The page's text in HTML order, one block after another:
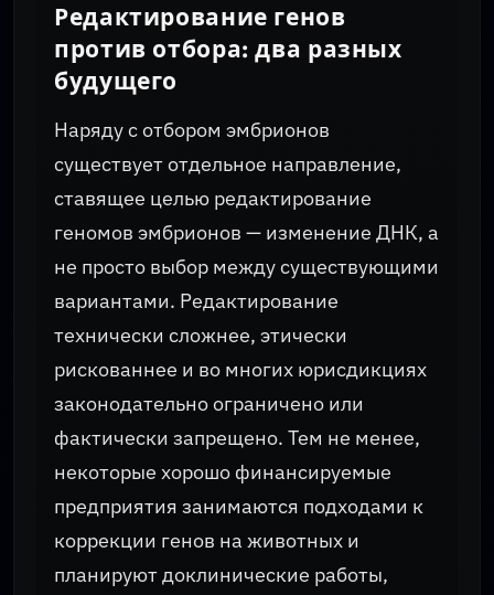
Редактирование генов
против отбора: два разных
будущего
Наряду с отбором эмбрионов
существует отдельное направление,
ставящее целью редактирование
геномов эмбрионов — изменение ДНК, а
не просто выбор между существующими
вариантами. Редактирование
технически сложнее, этически
рискованнее и во многих юрисдикциях
законодательно ограничено или
фактически запрещено. Тем не менее,
некоторые хорошо финансируемые
предприятия занимаются подходами к
коррекции генов на животных и
планируют доклинические работы,